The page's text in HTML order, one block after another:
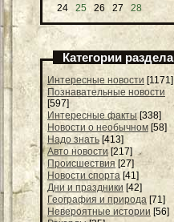
24
25 26 27 28
Категории раздела
Интересные новости [1171]
Познавательные новости
[597]
Интересные факты [338]
Новости о необычном [58]
Надо знать [413]
Авто новости [217]
Происшествия [27]
Новости спорта [41]
Дни и праздники [42]
География и природа [71]
Невероятные истории [56]